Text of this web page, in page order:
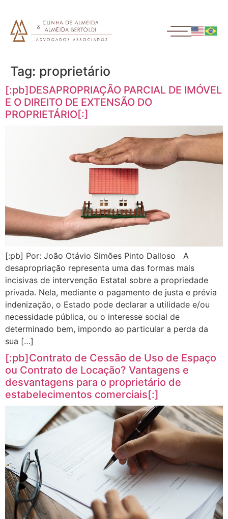
Tag: proprietário
[:pb]DESAPROPRIAÇÃO PARCIAL DE IMÓVEL
E O DIREITO DE EXTENSÃO DO
PROPRIETÁRIO[:]
[:pb] Por: João Otávio Simões Pinto Dalloso A
desapropriação representa uma das formas mais
incisivas de intervenção Estatal sobre a propriedade
privada. Nela, mediante o pagamento de justa e prévia
indenização, o Estado pode declarar a utilidade e/ou
necessidade pública, ou o interesse social de
determinado bem, impondo ao particular a perda da
sua […]
[:pb]Contrato de Cessão de Uso de Espaço
ou Contrato de Locação? Vantagens e
desvantagens para o proprietário de
estabelecimentos comerciais[:]